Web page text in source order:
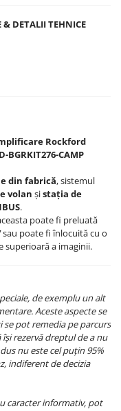
DETALII TEHNICE
Rockford
BGRKIT276-CAMP
din fabrică, sistemul
volan șistația de
.
poate fi preluată
sau poate fi înlocuită cu o
superioară a imaginii.
de exemplu un alt
Aceste aspecte se
se pot remedia pe parcurs
rezervă dreptul de a nu
nu este cel puțin 95%
indiferent de decizia
caracter informativ, pot